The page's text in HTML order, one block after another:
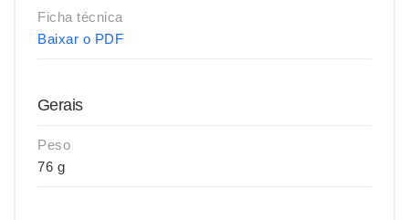
Ficha técnica
Baixar o PDF
Gerais
Peso
76 g